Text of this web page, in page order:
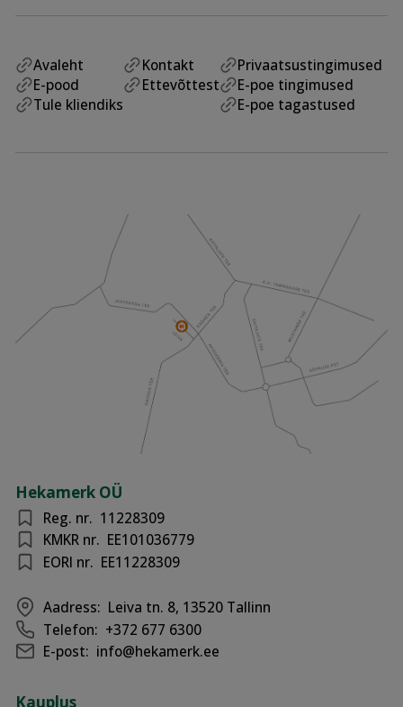
Avaleht
E-pood
Tule kliendiks
Kontakt
Ettevõttest
Privaatsustingimused
E-poe tingimused
E-poe tagastused
Hekamerk OÜ
Reg. nr. 11228309
KMKR nr. EE101036779
EORI nr. EE11228309
Aadress: Leiva tn. 8, 13520 Tallinn
Telefon: +372 677 6300
E-post: info@hekamerk.ee
Kauplus